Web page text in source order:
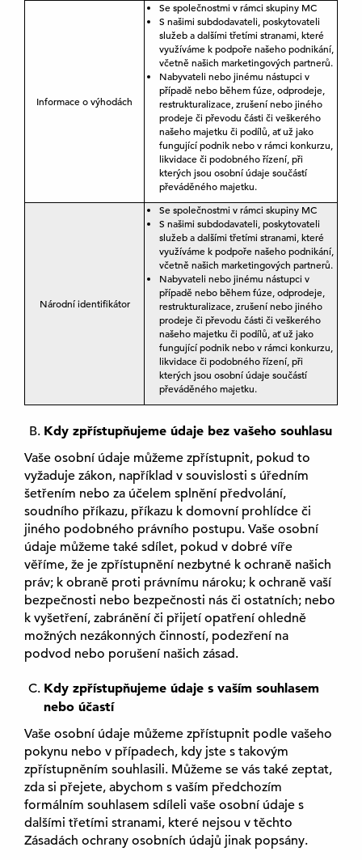
Informace o výhodách
Se společnostmi v rámci skupiny MC
S našimi subdodavateli, poskytovateli
služeb a dalšími třetími stranami, které
využíváme k podpoře našeho podnikání,
včetně našich marketingových partnerů.
Nabyvateli nebo jinému nástupci v
případě nebo během fúze, odprodeje,
restrukturalizace, zrušení nebo jiného
prodeje či převodu části či veškerého
našeho majetku či podílů, ať už jako
fungující podnik nebo v rámci konkurzu,
likvidace či podobného řízení, při
kterých jsou osobní údaje součástí
převáděného majetku.
Národní identifikátor
Se společnostmi v rámci skupiny MC
S našimi subdodavateli, poskytovateli
služeb a dalšími třetími stranami, které
využíváme k podpoře našeho podnikání,
včetně našich marketingových partnerů.
Nabyvateli nebo jinému nástupci v
případě nebo během fúze, odprodeje,
restrukturalizace, zrušení nebo jiného
prodeje či převodu části či veškerého
našeho majetku či podílů, ať už jako
fungující podnik nebo v rámci konkurzu,
likvidace či podobného řízení, při
kterých jsou osobní údaje součástí
převáděného majetku.
Kdy zpřístupňujeme údaje bez vašeho souhlasu
Vaše osobní údaje můžeme zpřístupnit, pokud to
vyžaduje zákon, například v souvislosti s úředním
šetřením nebo za účelem splnění předvolání,
soudního příkazu, příkazu k domovní prohlídce či
jiného podobného právního postupu. Vaše osobní
údaje můžeme také sdílet, pokud v dobré víře
věříme, že je zpřístupnění nezbytné k ochraně našich
práv; k obraně proti právnímu nároku; k ochraně vaší
bezpečnosti nebo bezpečnosti nás či ostatních; nebo
k vyšetření, zabránění či přijetí opatření ohledně
možných nezákonných činností, podezření na
podvod nebo porušení našich zásad.
Kdy zpřístupňujeme údaje s vaším souhlasem
nebo účastí
Vaše osobní údaje můžeme zpřístupnit podle vašeho
pokynu nebo v případech, kdy jste s takovým
zpřístupněním souhlasili. Můžeme se vás také zeptat,
zda si přejete, abychom s vaším předchozím
formálním souhlasem sdíleli vaše osobní údaje s
dalšími třetími stranami, které nejsou v těchto
Zásadách ochrany osobních údajů jinak popsány.